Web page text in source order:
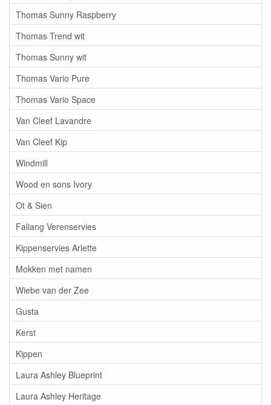
Thomas Sunny Raspberry
Thomas Trend wit
Thomas Sunny wit
Thomas Vario Pure
Thomas Vario Space
Van Cleef Lavandre
Van Cleef Kip
Windmill
Wood en sons Ivory
Ot & Sien
Faliang Verenservies
Kippenservies Arlette
Mokken met namen
Wiebe van der Zee
Gusta
Kerst
Kippen
Laura Ashley Blueprint
Laura Ashley Heritage